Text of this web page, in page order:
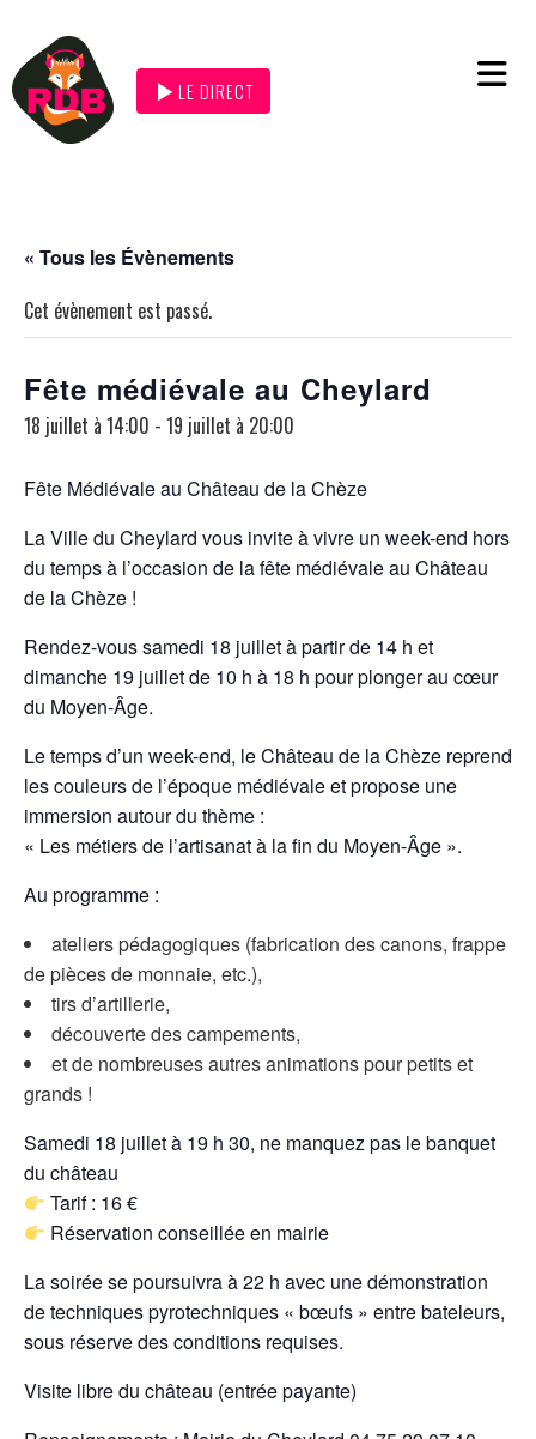
LE DIRECT
« Tous les Évènements
Cet évènement est passé.
Fête médiévale au Cheylard
18 juillet à 14:00 - 19 juillet à 20:00
Fête Médiévale au Château de la Chèze
La Ville du Cheylard vous invite à vivre un week-end hors
du temps à l’occasion de la fête médiévale au Château
de la Chèze !
Rendez-vous samedi 18 juillet à partir de 14 h et
dimanche 19 juillet de 10 h à 18 h pour plonger au cœur
du Moyen-Âge.
Le temps d’un week-end, le Château de la Chèze reprend
les couleurs de l’époque médiévale et propose une
immersion autour du thème :
« Les métiers de l’artisanat à la fin du Moyen-Âge ».
Au programme :
ateliers pédagogiques (fabrication des canons, frappe
de pièces de monnaie, etc.),
tirs d’artillerie,
découverte des campements,
et de nombreuses autres animations pour petits et
grands !
Samedi 18 juillet à 19 h 30, ne manquez pas le banquet
du château
Tarif : 16 €
Réservation conseillée en mairie
La soirée se poursuivra à 22 h avec une démonstration
de techniques pyrotechniques « bœufs » entre bateleurs,
sous réserve des conditions requises.
Visite libre du château (entrée payante)